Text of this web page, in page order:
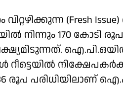
(Fresh
നിന്നും 170 കോടി രൂപ
രൂപ പരിധിയിലാണ്